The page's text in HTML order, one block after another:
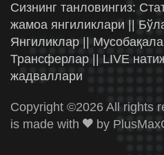
Сизнинг танловингиз:
жамоа янгиликлари ||
Янгиликлар ||
Трансферлар || LIVE
жадваллари
Copyright ©2026 All rights
is made with
by